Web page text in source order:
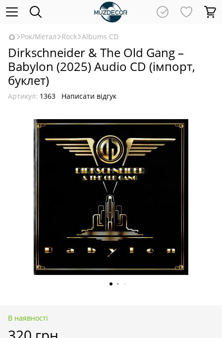
Рок/Метал Rock Albums CD
Dirkschneider & The Old Gang –
Babylon (2025) Audio CD (імпорт,
буклет)
Артикул: 1363 Написати відгук
В наявності